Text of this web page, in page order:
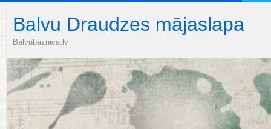
Balvu Draudzes mājaslapa
Balvubaznica.lv